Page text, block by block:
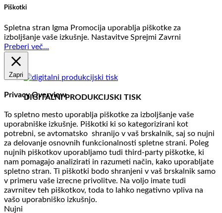
DIGITALNI PRODUKCIJSKI TISK
Piškotki
Spletna stran Igma Promocija uporablja piškotke za
izboljšanje vaše izkušnje. Nastavitve Sprejmi Zavrni
Preberi več...
Zapri
Privacy Overview
To spletno mesto uporablja piškotke za izboljšanje vaše
uporabniške izkušnje. Piškotki ki so kategorizirani kot
potrebni, se avtomatsko shranijo v vaš brskalnik, saj so nujni
za delovanje osnovnih funkcionalnosti spletne strani. Poleg
nujnih piškotkov uporabljamo tudi third-party piškotke, ki
nam pomagajo analizirati in razumeti način, kako uporabljate
spletno stran. Ti piškotki bodo shranjeni v vaš brskalnik samo
v primeru vaše izrecne privolitve. Na voljo imate tudi
zavrnitev teh piškotkov, toda to lahko negativno vpliva na
vašo uporabniško izkušnjo.
Nujni